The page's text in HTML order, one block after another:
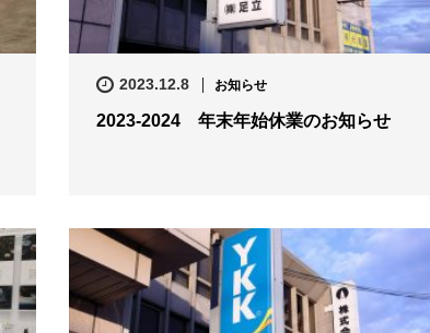
2023.12.8 お知らせ
2023-2024 年末年始休業のお知らせ